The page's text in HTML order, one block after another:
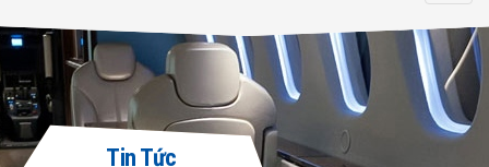
Tin Tức